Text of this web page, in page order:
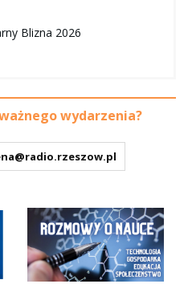
Blizna 2026
wydarzenia?